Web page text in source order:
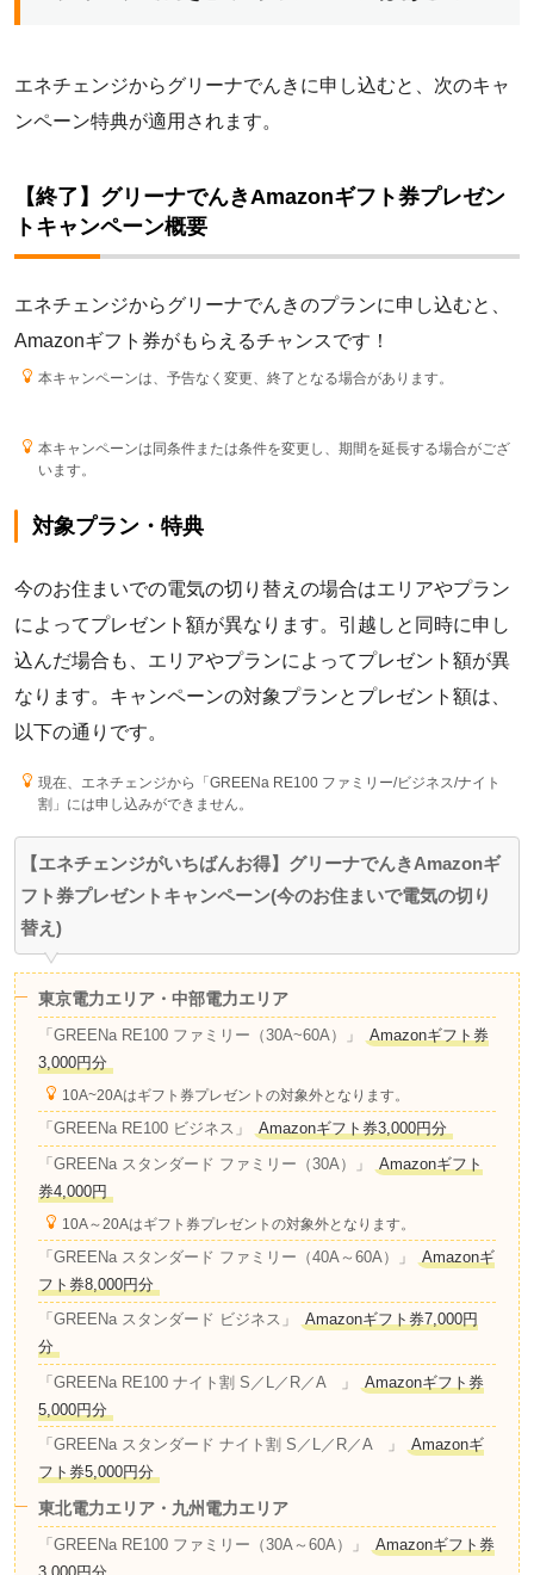
エネチェンジからグリーナでんきに申し込むと、次のキャ
ンペーン特典が適用されます。
【終了】グリーナでんきAmazonギフト券プレゼン
トキャンペーン概要
エネチェンジからグリーナでんきのプランに申し込むと、
Amazonギフト券がもらえるチャンスです！
本キャンペーンは、予告なく変更、終了となる場合があります。
本キャンペーンは同条件または条件を変更し、期間を延長する場合がござ
います。
対象プラン・特典
今のお住まいでの電気の切り替えの場合はエリアやプラン
によってプレゼント額が異なります。引越しと同時に申し
込んだ場合も、エリアやプランによってプレゼント額が異
なります。キャンペーンの対象プランとプレゼント額は、
以下の通りです。
現在、エネチェンジから「GREENa RE100 ファミリー/ビジネス/ナイト
割」には申し込みができません。
【エネチェンジがいちばんお得】グリーナでんきAmazonギ
フト券プレゼントキャンペーン(今のお住まいで電気の切り
替え)
東京電力エリア・中部電力エリア
「GREENa RE100 ファミリー（30A~60A）」
Amazonギフト券
3,000円分
10A~20Aはギフト券プレゼントの対象外となります。
「GREENa RE100 ビジネス」
Amazonギフト券3,000円分
「GREENa スタンダード ファミリー（30A）」
Amazonギフト
券4,000円
10A～20Aはギフト券プレゼントの対象外となります。
「GREENa スタンダード ファミリー（40A～60A）」
Amazonギ
フト券8,000円分
「GREENa スタンダード ビジネス」
Amazonギフト券7,000円
分
「GREENa RE100 ナイト割 S／L／R／A 」
Amazonギフト券
5,000円分
「GREENa スタンダード ナイト割 S／L／R／A 」
Amazonギ
フト券5,000円分
東北電力エリア・九州電力エリア
「GREENa RE100 ファミリー（30A～60A）」
Amazonギフト券